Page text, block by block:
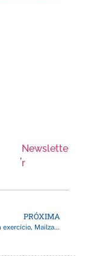
,
Newslette
r
PRÓXIMA
Governadora em exercício, Mailza Assis entrega próteses e órteses na Oficina Ortopédica do Into